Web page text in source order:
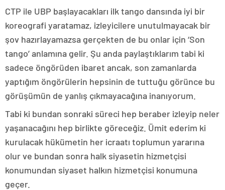
CTP ile UBP başlayacakları ilk tango dansında iyi bir
koreografi yaratamaz, izleyicilere unutulmayacak bir
şov hazırlayamazsa gerçekten de bu onlar için ‘Son
tango’ anlamına gelir. Şu anda paylaştıklarım tabi ki
sadece öngörüden ibaret ancak, son zamanlarda
yaptığım öngörülerin hepsinin de tuttuğu görünce bu
görüşümün de yanlış çıkmayacağına inanıyorum.
Tabi ki bundan sonraki süreci hep beraber izleyip neler
yaşanacağını hep birlikte göreceğiz. Ümit ederim ki
kurulacak hükümetin her icraatı toplumun yararına
olur ve bundan sonra halk siyasetin hizmetçisi
konumundan siyaset halkın hizmetçisi konumuna
geçer.